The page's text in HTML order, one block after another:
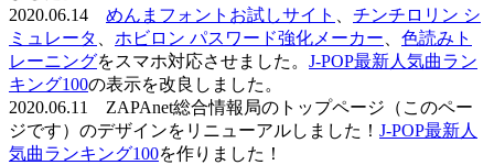
2020.06.14 めんまフォントお試しサイト
チンチロリン シ
ミュレータ
ホビロン パスワード強化メーカー
色読みト
レーニングをスマホ対応させました。 J-POP最新人気曲ラン
キング100の表示を改良しました。
2020.06.11 ZAPAnet総合情報局のトップページ（このペー
ジです）のデザインをリニューアルしました！ J-POP最新人
気曲ランキング100を作りました！